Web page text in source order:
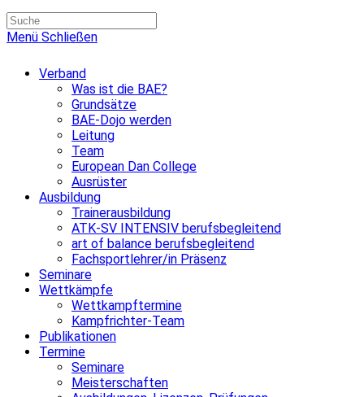
Menü Schließen
Verband
Was ist die BAE?
Grundsätze
BAE-Dojo werden
Leitung
Team
European Dan College
Ausrüster
Ausbildung
Trainerausbildung
ATK-SV INTENSIV berufsbegleitend
art of balance berufsbegleitend
Fachsportlehrer/in Präsenz
Seminare
Wettkämpfe
Wettkampftermine
Kampfrichter-Team
Publikationen
Termine
Seminare
Meisterschaften